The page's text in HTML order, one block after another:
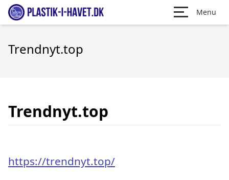
Menu
Trendnyt.top
Trendnyt.top
https://trendnyt.top/